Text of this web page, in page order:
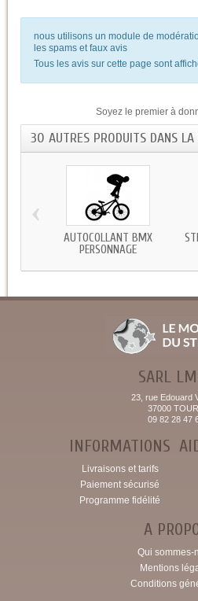
nous utilisons un module de
les spams et faux avis
Tous les avis sur cette page sont
Soyez le premier à
30 AUTRES PRODUITS DANS
AUTOCOLLANT BMX
PERSONNAGE
‹
SARL
23, rue Edouard
37000
09 82 28 47
INFORMATIONS
Livraisons et tarifs
Paiement sécurisé
Programme fidélité
A
Qui sommes-
Mentions
Conditions